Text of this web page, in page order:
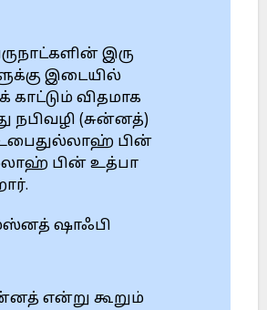
இரு
இடையில்
காட்டும் விதமாக
நபிவழி (சுன்னத்)
பின்
பின் உத்பா
ஷாஃபி
என்று கூறும்